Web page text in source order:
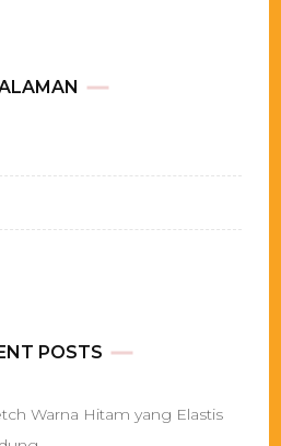
POSTS
Warna Hitam yang Elastis